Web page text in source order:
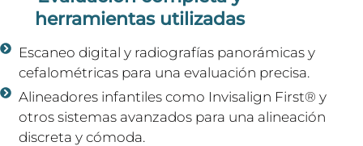
herramientas utilizadas
Escaneo digital y radiografías panorámicas y
cefalométricas para una evaluación precisa.
Alineadores infantiles como Invisalign First® y
otros sistemas avanzados para una alineación
discreta y cómoda.